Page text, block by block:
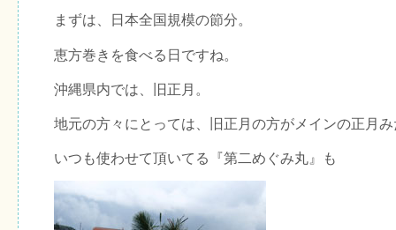
まずは、日本全国規模の節分。
恵方巻きを食べる日ですね。
沖縄県内では、旧正月。
地元の方々にとっては、旧正月の方がメインの正月
いつも使わせて頂いてる『第二めぐみ丸』も